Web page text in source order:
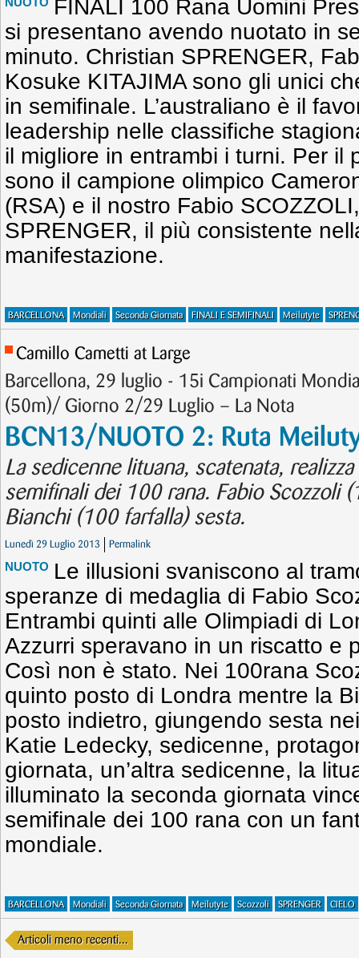
FINALI 100 Rana Uomini
si presentano avendo nuotato in
minuto. Christian SPRENGER,
Kosuke KITAJIMA sono gli unici
in semifinale. L’australiano è il
leadership nelle classifiche
il migliore in entrambi i turni. Per il
sono il campione olimpico
(RSA) e il nostro Fabio
SPRENGER, il più consistente
manifestazione.
BARCELLONA Mondiali Seconda Giornata FINALI E SEMIFINALI Meilutyte
Camillo Cametti at Large
Barcellona, 29 luglio - 15i Campionati
(50m)/ Giorno 2/29 Luglio – La Nota
BCN13/NUOTO 2: Ruta
La sedicenne lituana, scatenata,
semifinali dei 100 rana. Fabio Scozzoli
Bianchi (100 farfalla) sesta.
Lunedì 29 Luglio 2013 Permalink
NUOTO Le illusioni svaniscono al
speranze di medaglia di Fabio
Entrambi quinti alle Olimpiadi di
Azzurri speravano in un riscatto e
Così non è stato. Nei 100rana
quinto posto di Londra mentre la
posto indietro, giungendo sesta
Katie Ledecky, sedicenne,
giornata, un’altra sedicenne, la
illuminato la seconda giornata
semifinale dei 100 rana con un
mondiale.
BARCELLONA Mondiali Seconda Giornata Meilutyte Scozzoli SPRENGER CIELO
Articoli meno recenti...